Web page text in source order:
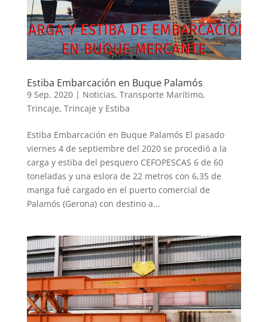
Estiba Embarcación en Buque Palamós
9 Sep, 2020| Noticias, Transporte Marítimo,
Trincaje, Trincaje y Estiba
Estiba Embarcación en Buque Palamós El pasado
viernes 4 de septiembre del 2020 se procedió a la
carga y estiba del pesquero CEFOPESCAS 6 de 60
toneladas y una eslora de 22 metros con 6,35 de
manga fué cargado en el puerto comercial de
Palamós (Gerona) con destino a...